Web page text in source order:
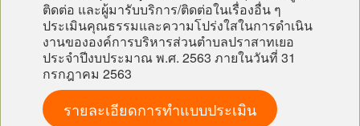
ติดต่อ และผู้มารับบริการ/ติดต่อในเรื่องอื่น ๆ
ประเมินคุณธรรมและความโปร่งใสในการดำเนิน
งานขององค์การบริหารส่วนตำบลปราสาทเยอ
ประจำปีงบประมาณ พ.ศ. 2563 ภายในวันที่ 31
กรกฎาคม 2563
รายละเอียดการทำแบบประเมิน